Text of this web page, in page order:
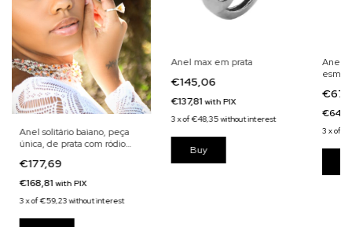
Anel solitário baiano, peça
única, de prata com ródio
€177,69
€168,81with PIX
3 xof€59,23 without interest
Anel max em prata
€145,06
€137,81with PIX
3xof€48,35without interest
Buy
Anel
3 xof